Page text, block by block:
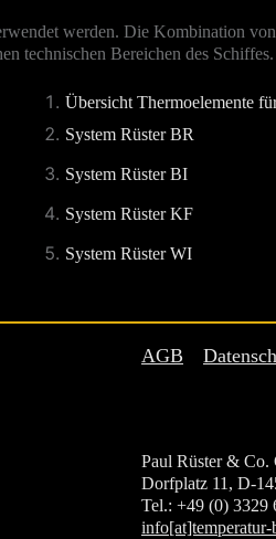
werden. Die Kombination
technischen Bereichen des Schiffes.
Übersicht Thermoelemente
System Rüster BR
System Rüster BI
System Rüster KF
System Rüster WI
AGB
Paul Rüster & Co.
Dorfplatz 11, D-
Tel.: +49 (0) 3329
info[at]temperatur-